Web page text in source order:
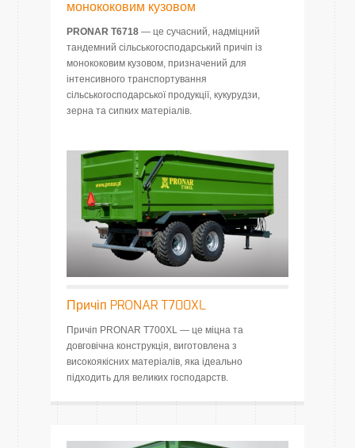
монококовим кузовом
PRONAR T6718 — це сучасний, надміцний
тандемний сільськогосподарський причіп із
монококовим кузовом, призначений для
інтенсивного транспортування
сільськогосподарської продукції, кукурудзи,
зерна та сипких матеріалів.
Причіп PRONAR T700XL
Причіп PRONAR T700XL — це міцна та
довговічна конструкція, виготовлена з
високоякісних матеріалів, яка ідеально
підходить для великих господарств.